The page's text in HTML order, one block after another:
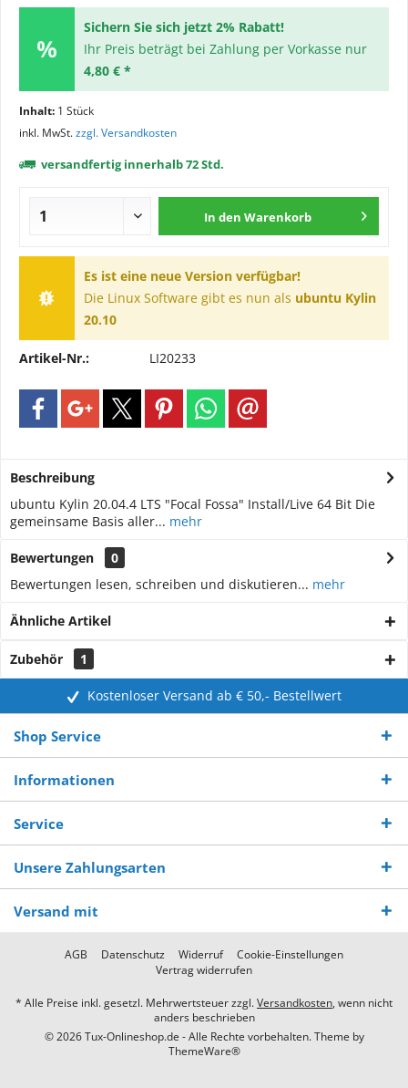
Sichern Sie sich jetzt 2% Rabatt!
Ihr Preis beträgt bei Zahlung per Vorkasse nur
4,80 € *
Inhalt: 1 Stück
inkl. MwSt.zzgl. Versandkosten
versandfertig innerhalb 72 Std.
In den Warenkorb
Es ist eine neue Version verfügbar!
Die Linux Software gibt es nun als ubuntu Kylin
20.10
Artikel-Nr.: LI20233
Beschreibung
ubuntu Kylin 20.04.4 LTS "Focal Fossa" Install/Live 64 Bit Die
gemeinsame Basis aller... mehr
Bewertungen
0
Bewertungen lesen, schreiben und diskutieren... mehr
Ähnliche Artikel
Zubehör 1
Kostenloser Versand ab € 50,- Bestellwert
Shop Service
Informationen
Service
Unsere Zahlungsarten
Versand mit
AGB Datenschutz Widerruf
Cookie-Einstellungen
Vertrag widerrufen
* Alle Preise inkl. gesetzl. Mehrwertsteuer zzgl.Versandkosten, wenn nicht
anders beschrieben
© 2026 Tux-Onlineshop.de - Alle Rechte vorbehalten. Theme by
ThemeWare®